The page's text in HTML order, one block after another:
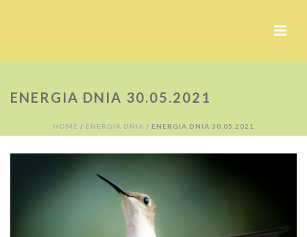
ENERGIA DNIA 30.05.2021
HOME / ENERGIA DNIA / ENERGIA DNIA 30.05.2021